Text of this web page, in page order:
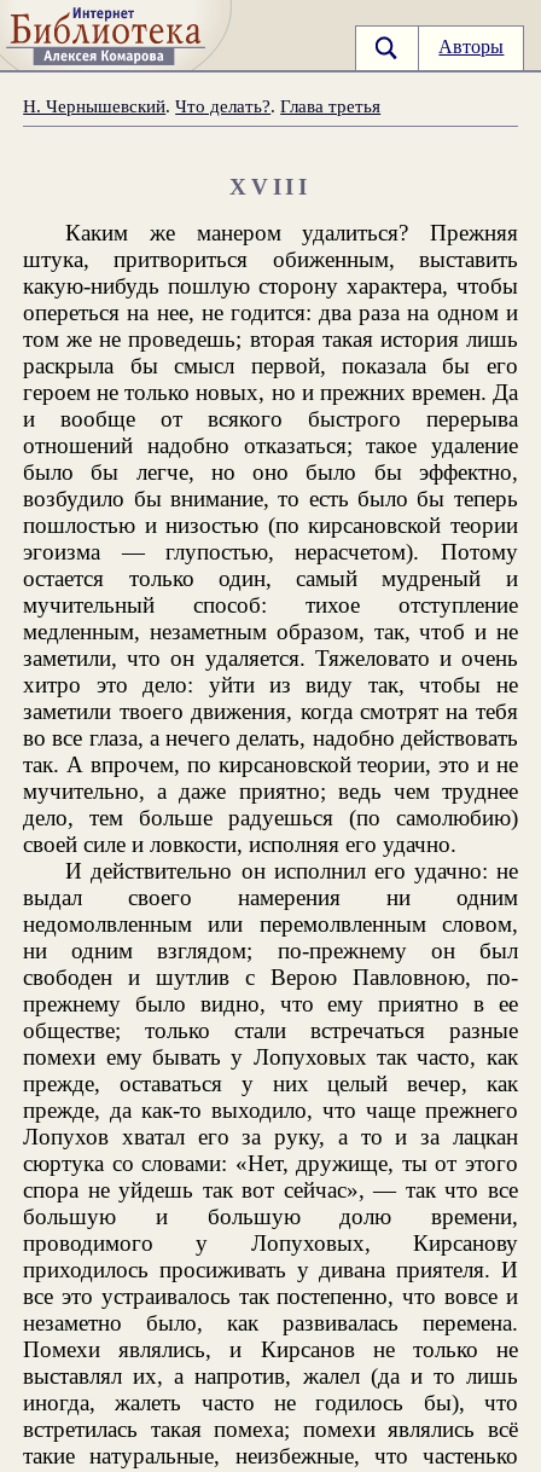
Авторы
Н. Чернышевский.Что делать?.Глава третья
XVIII
Каким же манером удалиться? Прежняя
штука, притвориться обиженным, выставить
какую-нибудь пошлую сторону характера, чтобы
опереться на нее, не годится: два раза на одном и
том же не проведешь; вторая такая история лишь
раскрыла бы смысл первой, показала бы его
героем не только новых, но и прежних времен. Да
и вообще от всякого быстрого перерыва
отношений надобно отказаться; такое удаление
было бы легче, но оно было бы эффектно,
возбудило бы внимание, то есть было бы теперь
пошлостью и низостью (по кирсановской теории
эгоизма — глупостью, нерасчетом). Потому
остается только один, самый мудреный и
мучительный способ: тихое отступление
медленным, незаметным образом, так, чтоб и не
заметили, что он удаляется. Тяжеловато и очень
хитро это дело: уйти из виду так, чтобы не
заметили твоего движения, когда смотрят на тебя
во все глаза, а нечего делать, надобно действовать
так. А впрочем, по кирсановской теории, это и не
мучительно, а даже приятно; ведь чем труднее
дело, тем больше радуешься (по самолюбию)
своей силе и ловкости, исполняя его удачно.
И действительно он исполнил его удачно: не
выдал своего намерения ни одним
недомолвленным или перемолвленным словом,
ни одним взглядом; по-прежнему он был
свободен и шутлив с Верою Павловною, по-
прежнему было видно, что ему приятно в ее
обществе; только стали встречаться разные
помехи ему бывать у Лопуховых так часто, как
прежде, оставаться у них целый вечер, как
прежде, да как-то выходило, что чаще прежнего
Лопухов хватал его за руку, а то и за лацкан
сюртука со словами: «Нет, дружище, ты от этого
спора не уйдешь так вот сейчас», — так что все
большую и большую долю времени,
проводимого у Лопуховых, Кирсанову
приходилось просиживать у дивана приятеля. И
все это устраивалось так постепенно, что вовсе и
незаметно было, как развивалась перемена.
Помехи являлись, и Кирсанов не только не
выставлял их, а напротив, жалел (да и то лишь
иногда, жалеть часто не годилось бы), что
встретилась такая помеха; помехи являлись всё
такие натуральные, неизбежные, что частенько